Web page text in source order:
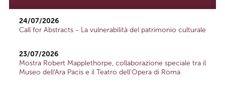
24/07/2026
Call for Abstracts - La vulnerabilità del patrimonio culturale
23/07/2026
Mostra Robert Mapplethorpe, collaborazione speciale tra il
Museo dell'Ara Pacis e il Teatro dell'Opera di Roma